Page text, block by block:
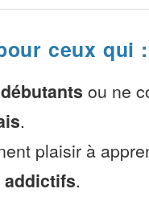
ceux qui :
débutants ou ne
.
plaisir à
addictifs.